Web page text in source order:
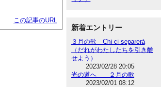
この記事のURL
新着エントリー
３月の歌 Chi ci separerà
（だれがわたしたちを引き離
せよう）
2023/02/28 20:05
光の道へ ２月の歌
2023/02/01 08:12